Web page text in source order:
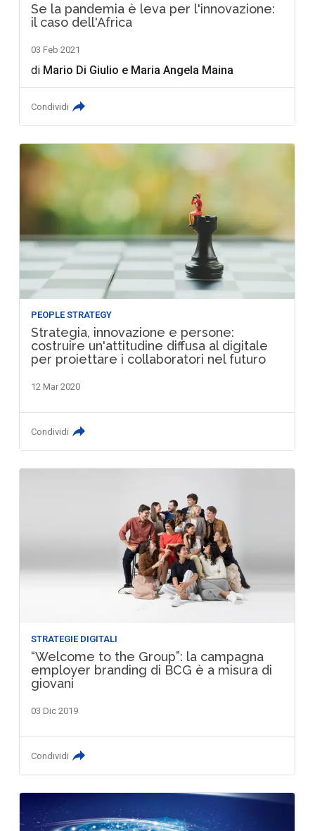
Se la pandemia è leva per l'innovazione:
il caso dell'Africa
03 Feb 2021
di Mario Di Giulio e Maria Angela Maina
Condividi
PEOPLE STRATEGY
Strategia, innovazione e persone:
costruire un'attitudine diffusa al digitale
per proiettare i collaboratori nel futuro
12 Mar 2020
Condividi
STRATEGIE DIGITALI
“Welcome to the Group”: la campagna
employer branding di BCG è a misura di
giovani
03 Dic 2019
Condividi